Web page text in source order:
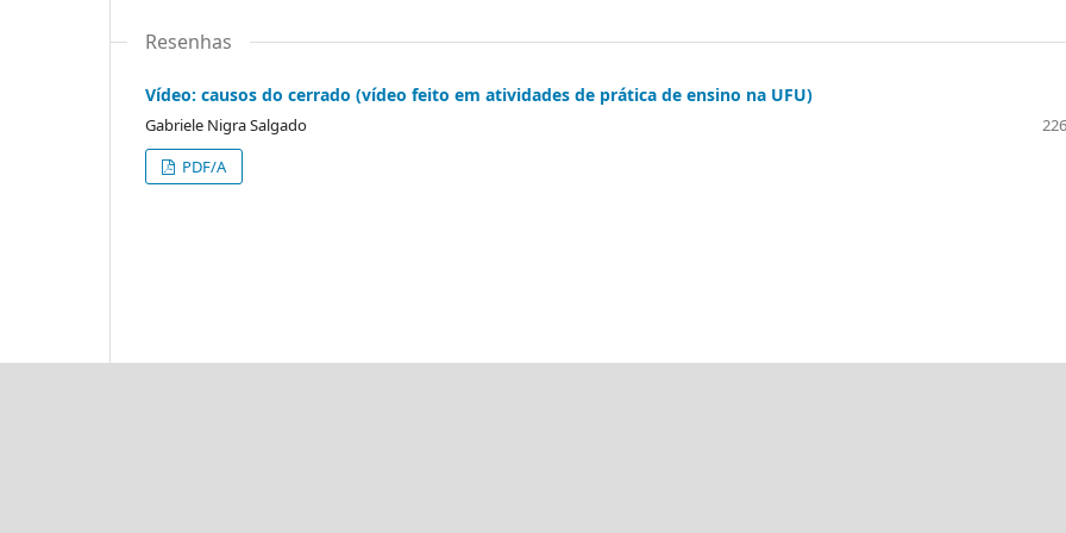
Resenhas
Vídeo: causos do cerrado (vídeo feito em atividades de prática de ensino na UFU)
Gabriele Nigra Salgado
PDF/A